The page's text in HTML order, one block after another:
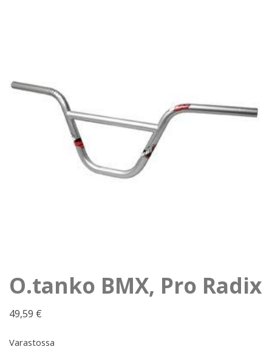
O.tanko BMX, Pro Radix
49,59 €
Varastossa